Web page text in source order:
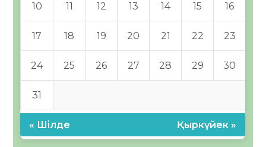
10 11 12 13 14 15 16
17 18 19 20 21 22 23
24 25 26 27 28 29 30
31
« Шілде Қыркүйек »